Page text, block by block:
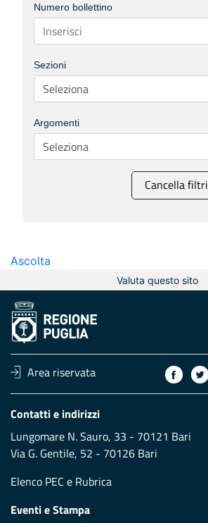
Numero bollettino
Sezioni
Argomenti
Cancella filtri
Ascolta
Valuta questo sito
Area riservata
Contatti e indirizzi
Lungomare N. Sauro, 33 - 70121 Bari
Via G. Gentile, 52 - 70126 Bari
Elenco PEC e Rubrica
Eventi e Stampa